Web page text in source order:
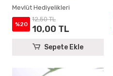
Mevlüt Hediyelikleri
%20
12,50 TL
10,00 TL
Sepete Ekle